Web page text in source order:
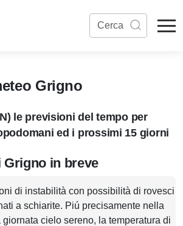
Grigno
le previsioni del tempo per
ed i prossimi 15 giorni
Grigno in breve
di instabilità con possibilità di rovesci
a schiarite. Piú precisamente nella
cielo sereno, la temperatura di